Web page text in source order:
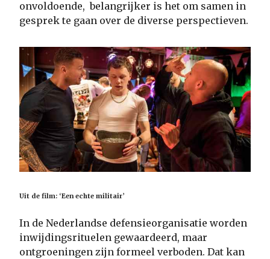
onvoldoende, belangrijker is het om samen in
gesprek te gaan over de diverse perspectieven.
Uit de film: ‘Een echte militair’
In de Nederlandse defensieorganisatie worden
inwijdingsrituelen gewaardeerd, maar
ontgroeningen zijn formeel verboden. Dat kan